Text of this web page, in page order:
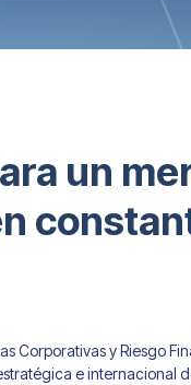
un
Corporativas y Riesgo
e internacional